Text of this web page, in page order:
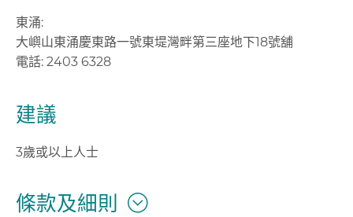
東涌:
大嶼山東涌慶東路一號東堤灣畔第三座地下18號舖
電話: 2403 6328
建議
3歲或以上人士
條款及細則